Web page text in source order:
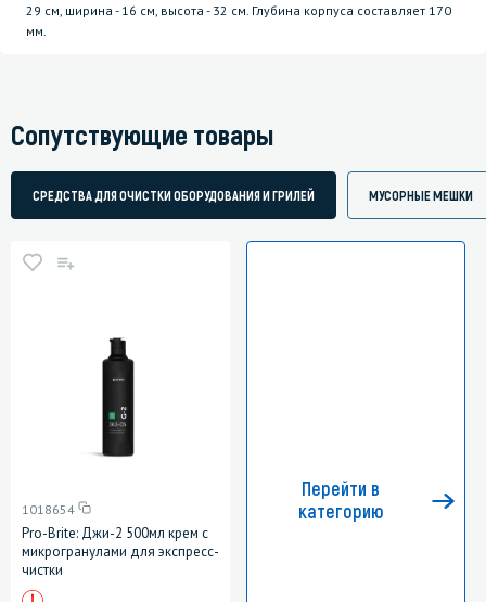
29 см, ширина - 16 см, высота - 32 см. Глубина корпуса составляет 170
мм.
Сопутствующие товары
СРЕДСТВА ДЛЯ ОЧИСТКИ ОБОРУДОВАНИЯ И ГРИЛЕЙ МУСОРНЫЕ МЕШКИ
1018654
Pro-Brite: Джи-2 500мл крем с
микрогранулами для экспресс-
чистки
Перейти в
категорию